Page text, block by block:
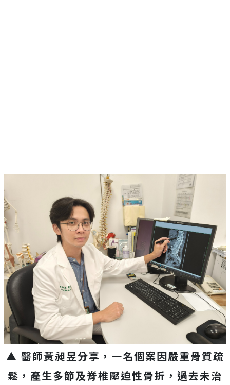
▲ 醫師黃昶昱分享，一名個案因嚴重骨質疏
鬆，產生多節及脊椎壓迫性骨折，過去未治